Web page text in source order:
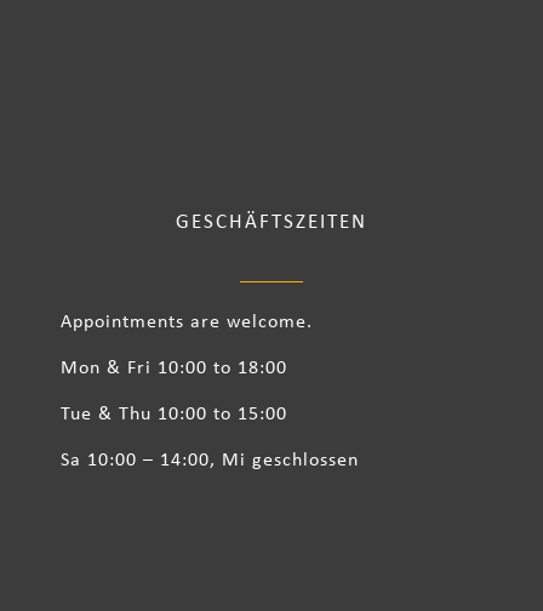
GESCHÄFTSZEITEN
Appointments are welcome.
Mon & Fri 10:00 to 18:00
Tue & Thu 10:00 to 15:00
Sa 10:00 – 14:00, Mi geschlossen